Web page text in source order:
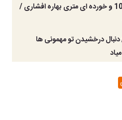
دکوراسیون مینمیال خونه 100 و خورده ای متری بهاره افشاری /
شال های ترند 1403 / دنبال درخشیدن تو مهمونی ها